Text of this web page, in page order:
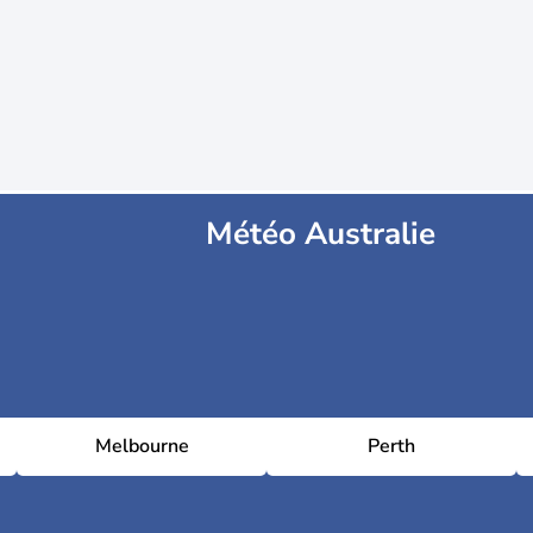
Météo Australie
Melbourne Perth